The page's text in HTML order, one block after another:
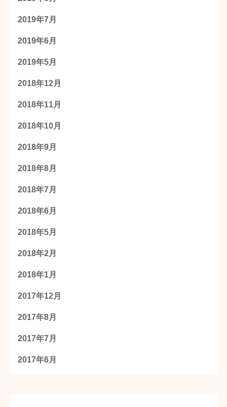
2019年7月
2019年6月
2019年5月
2018年12月
2018年11月
2018年10月
2018年9月
2018年8月
2018年7月
2018年6月
2018年5月
2018年2月
2018年1月
2017年12月
2017年8月
2017年7月
2017年6月